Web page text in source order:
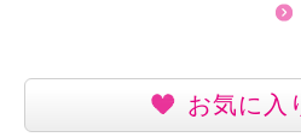
お気に入